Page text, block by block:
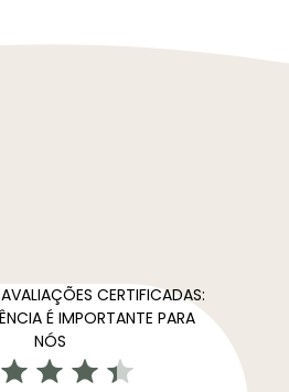
CERTIFICADAS:
É IMPORTANTE PARA
NÓS